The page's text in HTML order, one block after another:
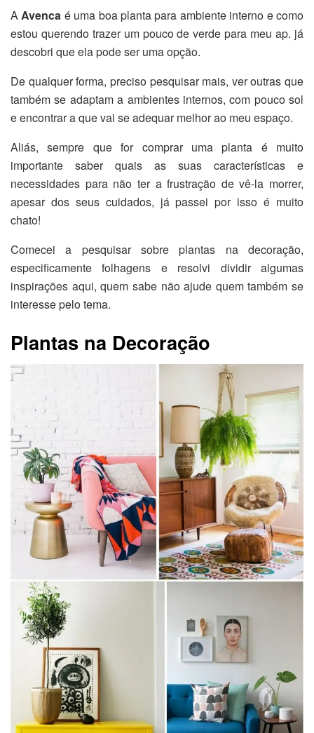
AAvenca é uma boa planta para ambiente interno e como
estou querendo trazer um pouco de verde para meu ap. já
descobri que ela pode ser uma opção.
De qualquer forma, preciso pesquisar mais, ver outras que
também se adaptam a ambientes internos, com pouco sol
e encontrar a que vai se adequar melhor ao meu espaço.
Aliás, sempre que for comprar uma planta é muito
importante saber quais as suas características e
necessidades para não ter a frustração de vê-la morrer,
apesar dos seus cuidados, já passei por isso é muito
chato!
Comecei a pesquisar sobre plantas na decoração,
especificamente folhagens e resolvi dividir algumas
inspirações aqui, quem sabe não ajude quem também se
interesse pelo tema.
Plantas na Decoração